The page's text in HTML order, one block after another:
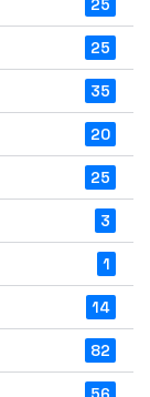
25
35
20
25
3
1
14
82